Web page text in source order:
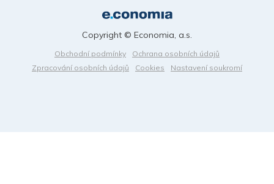
Obchodní podmínky
Ochrana osobních údajů
Zpracování osobních údajů
Cookies Nastavení soukromí
Copyright © Economia, a.s.